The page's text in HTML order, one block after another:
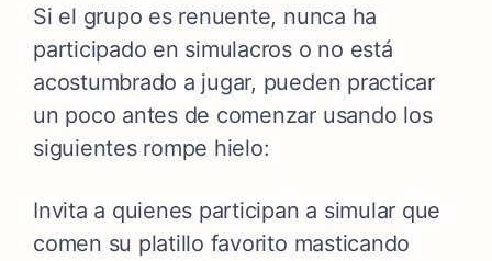
Si el grupo es renuente, nunca ha
participado en simulacros o no está
acostumbrado a jugar, pueden practicar
un poco antes de comenzar usando los
siguientes rompe hielo:
Invita a quienes participan a simular que
comen su platillo favorito masticando